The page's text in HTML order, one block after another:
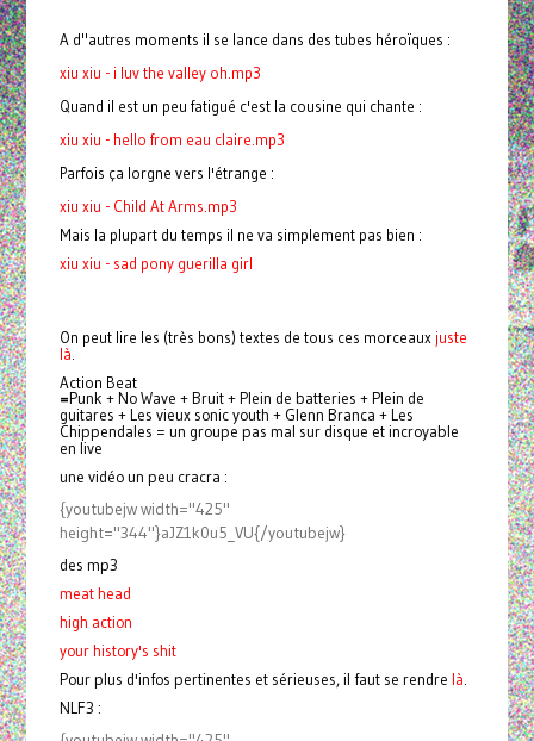
A d"autres moments il se lance dans des tubes héroïques :
xiu xiu - i luv the valley oh.mp3
Quand il est un peu fatigué c'est la cousine qui chante :
xiu xiu - hello from eau claire.mp3
Parfois ça lorgne vers l'étrange :
xiu xiu - Child At Arms.mp3
Mais la plupart du temps il ne va simplement pas bien :
xiu xiu - sad pony guerilla girl
On peut lire les (très bons) textes de tous ces morceaux juste
là
Action Beat
=Punk + No Wave + Bruit + Plein de batteries + Plein de
guitares + Les vieux sonic youth + Glenn Branca + Les
Chippendales = un groupe pas mal sur disque et incroyable
en live
une vidéo un peu cracra :
{youtubejw width="425"
height="344"}aJZ1k0u5_VU{/youtubejw}
des mp3
meat head
high action
your history's shit
Pour plus d'infos pertinentes et sérieuses, il faut se rendre là.
NLF3 :